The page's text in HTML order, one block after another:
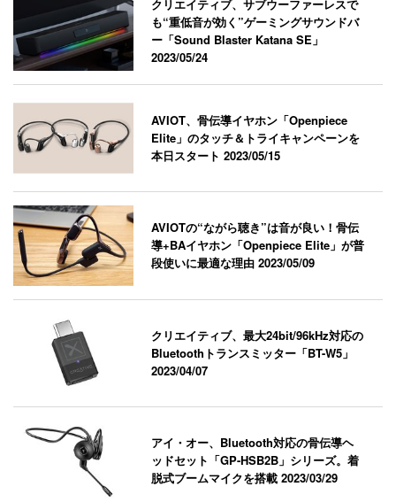
クリエイティブ、サブウーファーレスで
も“重低音が効く”ゲーミングサウンドバ
ー「Sound Blaster Katana SE」
2023/05/24
AVIOT、骨伝導イヤホン「Openpiece
Elite」のタッチ＆トライキャンペーンを
本日スタート2023/05/15
AVIOTの“ながら聴き”は音が良い！骨伝
導+BAイヤホン「Openpiece Elite」が普
段使いに最適な理由2023/05/09
クリエイティブ、最大24bit/96kHz対応の
Bluetoothトランスミッター「BT-W5」
2023/04/07
アイ・オー、Bluetooth対応の骨伝導ヘ
ッドセット「GP-HSB2B」シリーズ。着
脱式ブームマイクを搭載2023/03/29